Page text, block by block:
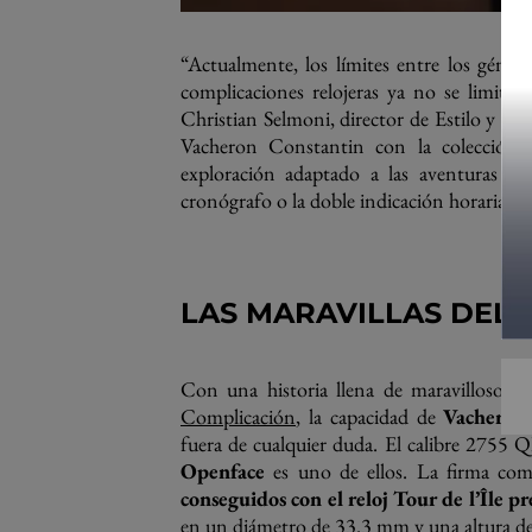
“Actualmente, los límites entre los
complicaciones relojeras ya no se limita
Christian Selmoni, director de Estilo y
Vacheron Constantin con la colección
exploración adaptado a las aventuras
cronógrafo o la doble indicación horaria,
LAS MARAVILLAS DEL
Con una historia llena de maravillosos
Complicación, la capacidad deVacheron
fuera de cualquier duda. El calibre 2755
Openface es uno de ellos. La firma
conseguidos con el reloj Tour de l’Île
en un diámetro de 33.3 mm y una altura